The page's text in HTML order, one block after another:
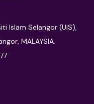
Islam Selangor (UIS),
MALAYSIA.